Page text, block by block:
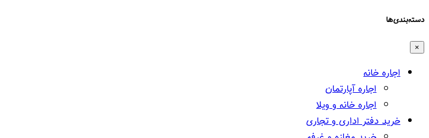
دسته‌بندی‌ها
×
اجاره خانه
اجاره آپارتمان
اجاره خانه و ویلا
خرید دفتر اداری و تجاری